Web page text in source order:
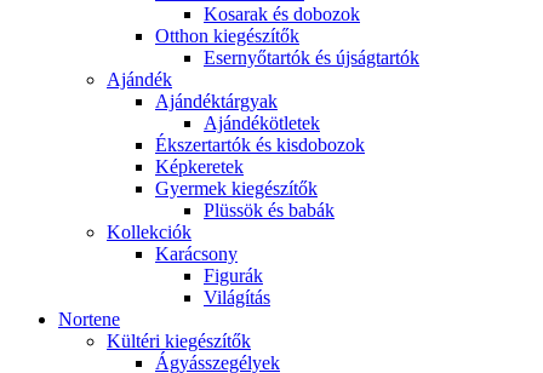
Kosarak és dobozok
Otthon kiegészítők
Esernyőtartók és újságtartók
Ajándék
Ajándéktárgyak
Ajándékötletek
Ékszertartók és kisdobozok
Képkeretek
Gyermek kiegészítők
Plüssök és babák
Kollekciók
Karácsony
Figurák
Világítás
Nortene
Kültéri kiegészítők
Ágyásszegélyek